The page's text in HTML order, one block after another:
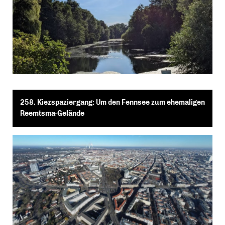
258. Kiezspaziergang: Um den Fennsee zum ehemaligen
Reemtsma-Gelände